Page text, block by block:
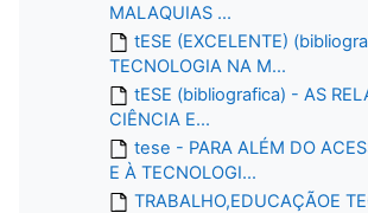
MALAQUIAS ...
tESE (EXCELENTE)
TECNOLOGIA NA M...
tESE (bibliografica) - AS
CIÊNCIA E...
tese - PARA ALÉM DO
E À TECNOLOGI...
TRABALHO,EDUCAÇÃOE